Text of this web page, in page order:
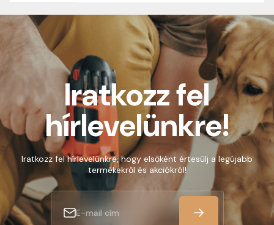
Iratkozz fel
hírlevelünkre!
Iratkozz fel hírlevelünkre, hogy elsőként értesülj a legújabb
termékekről és akciókról!